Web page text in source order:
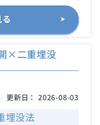
×二重埋没
更新日： 2026-08-03
埋没法